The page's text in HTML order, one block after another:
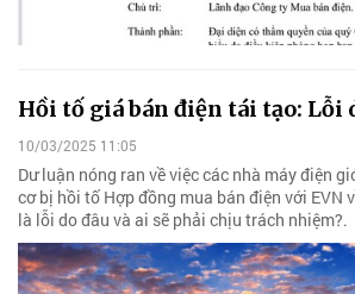
Hồi tố giá bán điện tái tạo: Lỗi
10/03/2025 11:05
Dư luận nóng ran về việc các nhà máy điện
cơ bị hồi tố Hợp đồng mua bán điện với EVN
là lỗi do đâu và ai sẽ phải chịu trách nhiệm?.